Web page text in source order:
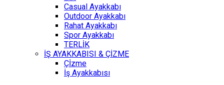
Casual Ayakkabı
Outdoor Ayakkabı
Rahat Ayakkabı
Spor Ayakkabı
TERLİK
İŞ AYAKKABISI & ÇİZME
Çİzme
İş Ayakkabısı